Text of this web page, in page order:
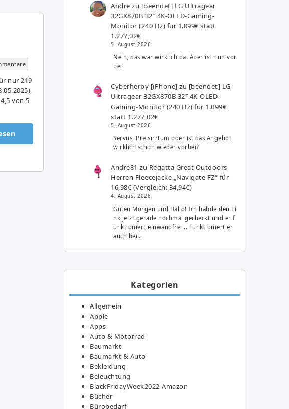
nur 219
von 5
Andre zu [beendet] LG Ultragear
32GX870B 32″ 4K-OLED-Gaming-
Monitor (240 Hz) für 1.099€ statt
1.277,02€
5. August 2026
Nein, das war wirklich da. Aber ist nun vor
bei
Cyberherby [iPhone] zu [beendet] LG
Ultragear 32GX870B 32″ 4K-OLED-
Gaming-Monitor (240 Hz) für 1.099€
statt 1.277,02€
5. August 2026
Servus, Preisirrtum oder ist das Angebot
wirklich schon wieder vorbei?
Andre81 zu Regatta Great Outdoors
Herren Fleecejacke „Navigate FZ“ für
16,98€ (Vergleich: 34,94€)
4. August 2026
Guten Morgen und Hallo! Ich habde den Li
nk jetzt gerade nochmal gecheckt und er f
unktioniert einwandfrei... Funktioniert er
auch bei…
Kategorien
Allgemein
Apple
Apps
Auto & Motorrad
Baumarkt
Baumarkt & Auto
Bekleidung
Beleuchtung
BlackFridayWeek2022-Amazon
Bücher
Bürobedarf